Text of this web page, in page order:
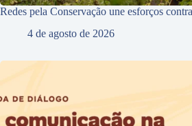
Redes pela Conservação une esforços
4 de agosto de 2026